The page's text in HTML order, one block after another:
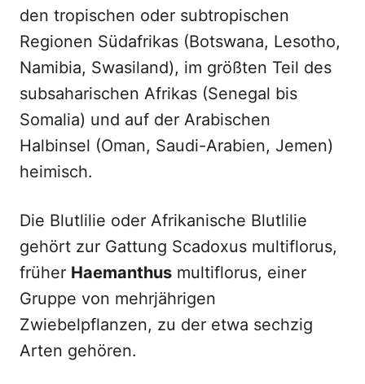
den tropischen oder subtropischen
Regionen Südafrikas (Botswana, Lesotho,
Namibia, Swasiland), im größten Teil des
subsaharischen Afrikas (Senegal bis
Somalia) und auf der Arabischen
Halbinsel (Oman, Saudi-Arabien, Jemen)
heimisch.
Die Blutlilie oder Afrikanische Blutlilie
gehört zur Gattung Scadoxus multiflorus,
früher Haemanthus multiflorus, einer
Gruppe von mehrjährigen
Zwiebelpflanzen, zu der etwa sechzig
Arten gehören.